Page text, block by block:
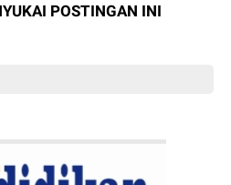
POSTINGAN INI